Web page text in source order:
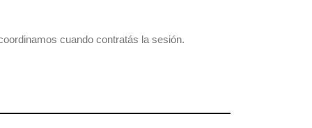
cuando contratás la sesión.